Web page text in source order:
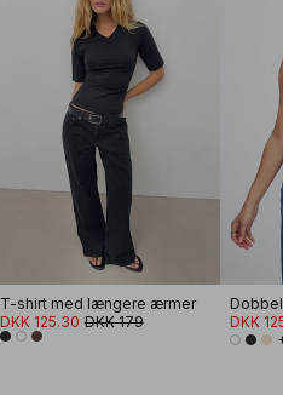
T-shirt med længere ærmer
DKK 125.30 DKK 179
DKK